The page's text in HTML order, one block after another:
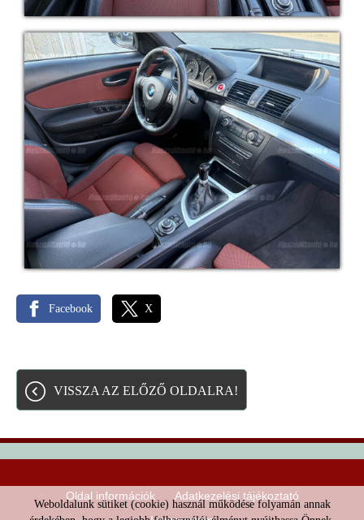
Facebook X
VISSZA AZ ELŐZŐ OLDALRA!
Oldal információk
Adatkezelési tájékoztató
Weboldalunk sütiket (cookie) használ működése folyamán annak